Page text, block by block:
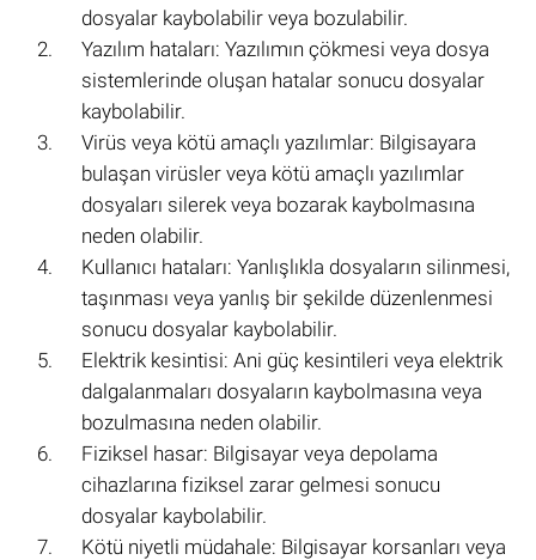
dosyalar kaybolabilir veya bozulabilir.
Yazılım hataları: Yazılımın çökmesi veya dosya
sistemlerinde oluşan hatalar sonucu dosyalar
kaybolabilir.
Virüs veya kötü amaçlı yazılımlar: Bilgisayara
bulaşan virüsler veya kötü amaçlı yazılımlar
dosyaları silerek veya bozarak kaybolmasına
neden olabilir.
Kullanıcı hataları: Yanlışlıkla dosyaların silinmesi,
taşınması veya yanlış bir şekilde düzenlenmesi
sonucu dosyalar kaybolabilir.
Elektrik kesintisi: Ani güç kesintileri veya elektrik
dalgalanmaları dosyaların kaybolmasına veya
bozulmasına neden olabilir.
Fiziksel hasar: Bilgisayar veya depolama
cihazlarına fiziksel zarar gelmesi sonucu
dosyalar kaybolabilir.
Kötü niyetli müdahale: Bilgisayar korsanları veya